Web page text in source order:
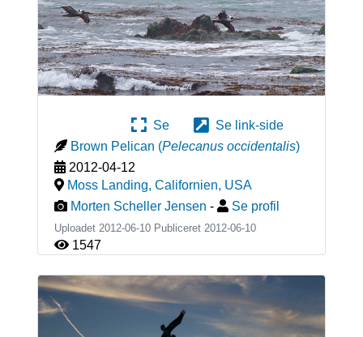
Se
Se link-side
Brown Pelican (Pelecanus occidentalis)
2012-04-12
Moss Landing, Californien, USA
Morten Scheller Jensen - Se profil
Uploadet 2012-06-10 Publiceret 2012-06-10
1547